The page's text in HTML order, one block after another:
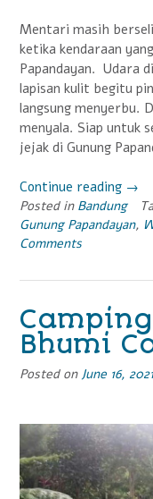
Mentari masih
ketika kendaraan
Papandayan. Udara
lapisan kulit begitu
langsung menyerbu.
menyala. Siap untuk
jejak di Gunung
Continue reading →
Posted in Bandung
Gunung Papandayan,
Comments
Bhumi
Posted onJune 16, 2021